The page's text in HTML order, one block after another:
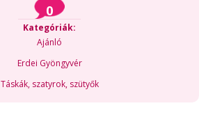
0
Kategóriák:
Ajánló
Erdei Gyöngyvér
Táskák, szatyrok, szütyők